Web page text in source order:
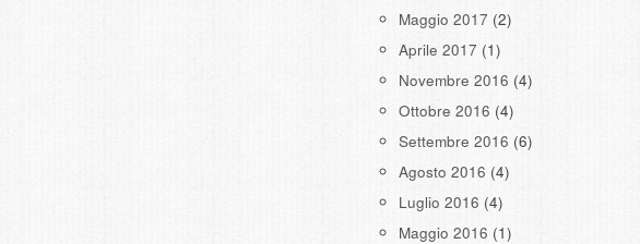
Maggio 2017 (2)
Aprile 2017 (1)
Novembre 2016 (4)
Ottobre 2016 (4)
Settembre 2016 (6)
Agosto 2016 (4)
Luglio 2016 (4)
Maggio 2016 (1)